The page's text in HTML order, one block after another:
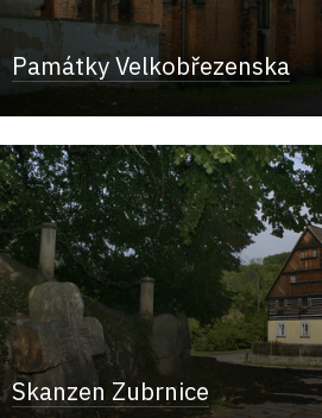
Památky Velkobřezenska
Skanzen Zubrnice